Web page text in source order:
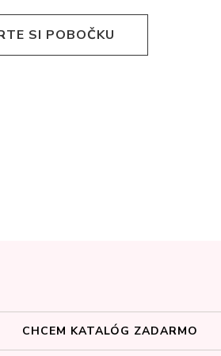
SI POBOČKU
CHCEM KATALÓG ZADARMO